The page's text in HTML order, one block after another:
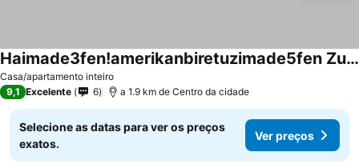
Casa/apartamento inteiro
Haimade3fen!amerikanbiretuzimade5fen Zuida8ming Moana
Ver preços
9,1 Excelente 6 a 1.9 km de Centro da cidade
Selecione as datas para ver os preços
exatos.
Ver preços